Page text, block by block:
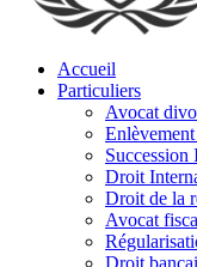
Accueil
Particuliers
Avocat
Succession
Droit
Droit de la
Avocat
Droit